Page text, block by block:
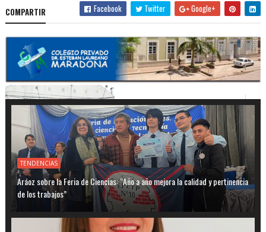
COMPARTIR Facebook Twitter Google+
TENDENCIAS
Aráoz sobre la Feria de Ciencias: “Año a año mejora la calidad y pertinencia
de los trabajos”